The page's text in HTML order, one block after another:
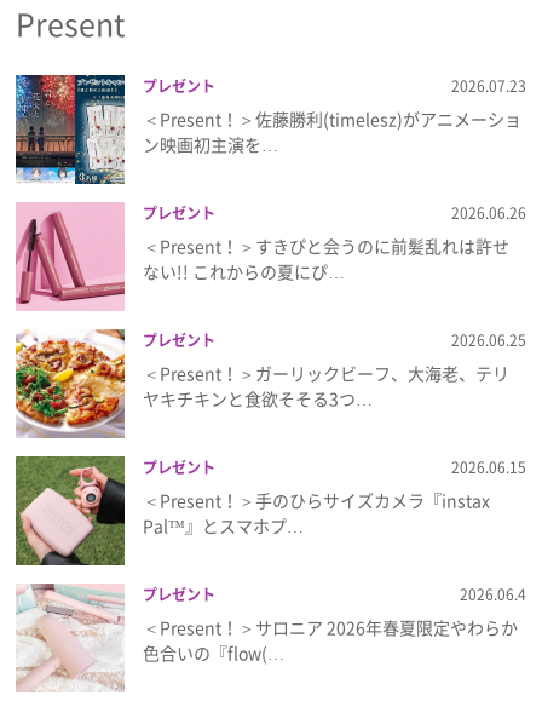
Present
プレゼント 2026.07.23
＜Present！＞佐藤勝利(timelesz)がアニメーショ
ン映画初主演を…
プレゼント 2026.06.26
＜Present！＞すきぴと会うのに前髪乱れは許せ
ない!! これからの夏にぴ…
プレゼント 2026.06.25
＜Present！＞ガーリックビーフ、大海老、テリ
ヤキチキンと食欲そそる3つ…
プレゼント 2026.06.15
＜Present！＞手のひらサイズカメラ『instax
Pal™』とスマホプ…
プレゼント 2026.06.4
＜Present！＞サロニア 2026年春夏限定やわらか
色合いの『flow(…